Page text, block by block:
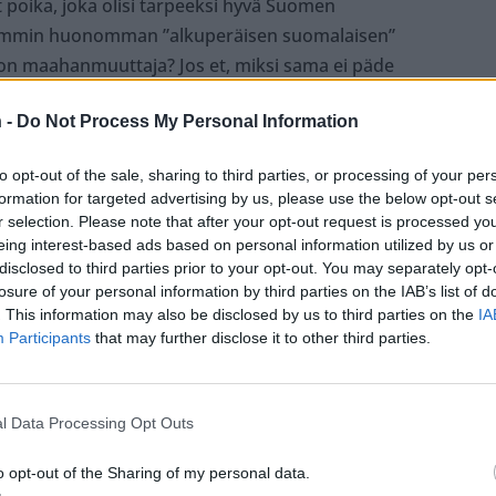
- Do Not Process My Personal Information
opt-out of the sale, sharing to third parties, or processing of your
for targeted advertising by us, please use the below opt-out
selection. Please note that after your opt-out request is processed
interest-based ads based on personal information utilized by us
to third parties prior to your opt-out. You may separately
of your personal information by third parties on the IAB’s list of
This information may also be disclosed by us to third parties on the
Participants that may further disclose it to other third parties.
Data Processing Opt Outs
opt-out of the Sharing of my personal data.
joka olisi tarpeeksi hyvä Suomen
huonomman ”alkuperäisen suomalaisen”
maahanmuuttaja? Jos et, miksi sama ei päde
maajoukkueen olevan liian valkoinen,
että meidän mustat miehet pelaa paremmin
jatkaa.
ei ole valkoisia ja aasialaisia?
Jatkuvien helteiden lisäksi esim
Marokon kaveritkin olivat kalpeita siinä